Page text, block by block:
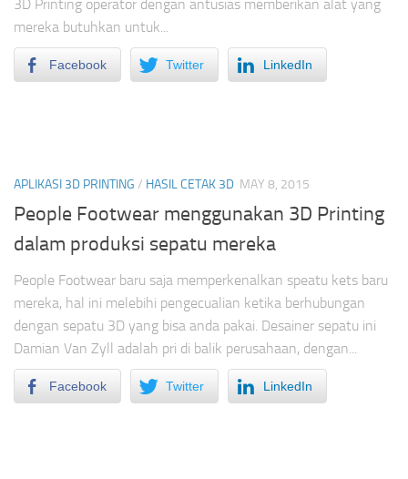
3D Printing operator dengan antusias memberikan alat yang
mereka butuhkan untuk...
Facebook Twitter LinkedIn
APLIKASI 3D PRINTING / HASIL CETAK 3D MAY 8, 2015
People Footwear menggunakan 3D Printing
dalam produksi sepatu mereka
People Footwear baru saja memperkenalkan speatu kets baru
mereka, hal ini melebihi pengecualian ketika berhubungan
dengan sepatu 3D yang bisa anda pakai. Desainer sepatu ini
Damian Van Zyll adalah pri di balik perusahaan, dengan...
Facebook Twitter LinkedIn